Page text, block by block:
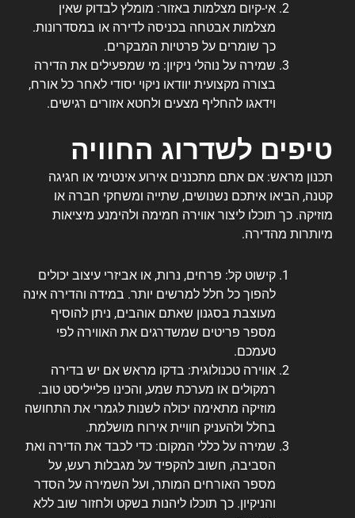
אי-קיום מצלמות באזור: מומלץ לבדוק שאין
מצלמות אבטחה בכניסה לדירה או במסדרונות.
כך שומרים על פרטיות המבקרים.
שמירה על נוהלי ניקיון: מי שמפעילים את הדירה
בצורה מקצועית יוודאו ניקוי יסודי לאחר כל אורח,
וידאגו להחליף מצעים ולחטא אזורים רגישים.
טיפים לשדרוג החוויה
תכנון מראש: אם אתם מתכננים אירוע אינטימי או חגיגה
קטנה, הביאו איתכם נשנושים, שתייה ומשחקי חברה או
מוזיקה. כך תוכלו ליצור אווירה חמימה ולהימנע מיציאות
מיותרות מהדירה.
קישוט קל: פרחים, נרות, או אביזרי עיצוב יכולים
להפוך כל חלל למרשים יותר. במידה והדירה אינה
מעוצבת בסגנון שאתם אוהבים, ניתן להוסיף
מספר פריטים שמשדרגים את האווירה לפי
טעמכם.
אווירה טכנולוגית: בדקו מראש אם יש בדירה
רמקולים או מערכת שמע, והכינו פלייליסט טוב.
מוזיקה מתאימה יכולה לשנות לגמרי את התחושה
בחלל ולהעניק חוויית אירוח מושלמת.
שמירה על כללי המקום: כדי לכבד את הדירה ואת
הסביבה, חשוב להקפיד על מגבלות רעש, על
מספר האורחים המותר, ועל השמירה על הסדר
והניקיון. כך תוכלו ליהנות בשקט ולחזור שוב ללא